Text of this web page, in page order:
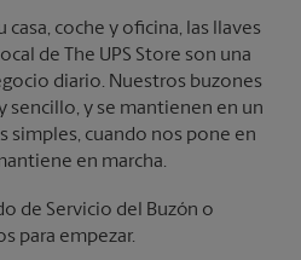
casa, coche y oficina, las llaves
de The UPS Store son una
diario. Nuestros buzones
sencillo, y se mantienen en un
simples, cuando nos pone en
en marcha.
de Servicio del Buzón o
para empezar.